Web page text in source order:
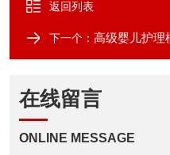
返回列表
下一个： 高级婴儿护理
在线留言
ONLINE MESSAGE